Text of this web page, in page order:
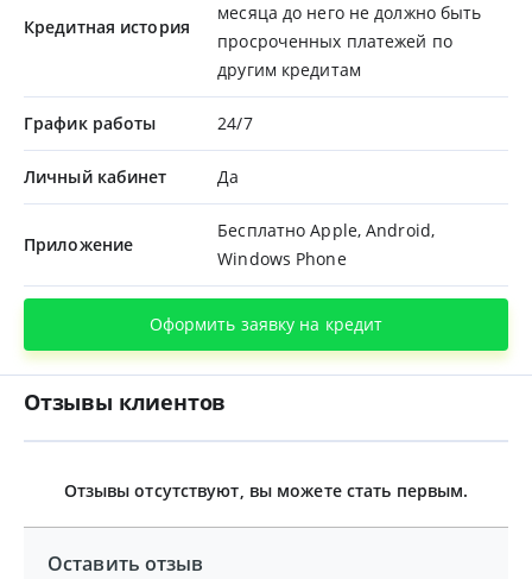
Кредитная история
месяца до него не должно быть
просроченных платежей по
другим кредитам
График работы 24/7
Личный кабинет Да
Приложение
Бесплатно Apple, Android,
Windows Phone
Оформить заявку на кредит
Отзывы клиентов
Отзывы отсутствуют, вы можете стать первым.
Оставить отзыв